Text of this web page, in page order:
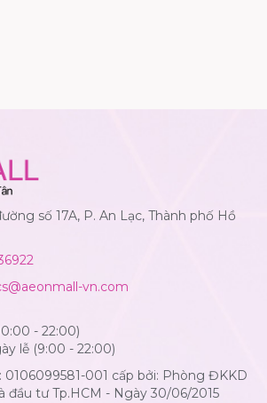
số 17A, P. An Lạc, Thành phố Hồ
vn.com
- 22:00)
lễ (9:00 - 22:00)
0106099581-001 cấp bởi: Phòng ĐKKD
đầu tư Tp.HCM - Ngày 30/06/2015